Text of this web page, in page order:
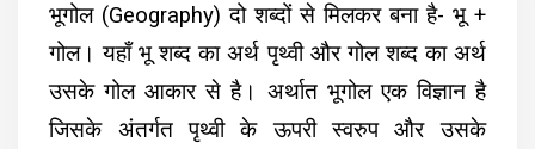
भूगोल (Geography) दो शब्दों से मिलकर बना है- भू +
गोल। यहाँ भू शब्द का अर्थ पृथ्वी और गोल शब्द का अर्थ
उसके गोल आकार से है। अर्थात भूगोल एक विज्ञान है
जिसके अंतर्गत पृथ्वी के ऊपरी स्वरुप और उसके